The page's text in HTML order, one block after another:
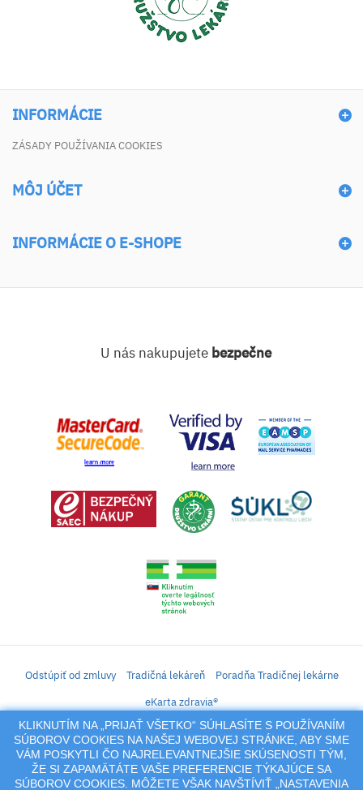
INFORMÁCIE
ZÁSADY POUŽÍVANIA COOKIES
MÔJ ÚČET
INFORMÁCIE O E-SHOPE
KLIKNUTÍM NA „PRIJAŤ VŠETKO“ SÚHLASÍTE S POUŽÍVANÍM
SÚBOROV COOKIES NA NAŠEJ WEBOVEJ STRÁNKE, ABY SME
VÁM POSKYTLI ČO NAJRELEVANTNEJŠIE SKÚSENOSTI TÝM,
ŽE SI ZAPAMÄTÁTE VAŠE PREFERENCIE TÝKAJÚCE SA
SÚBOROV COOKIES. MÔŽETE VŠAK NAVŠTÍVIŤ „NASTAVENIA
U nás nakupujete bezpečne
Odstúpiť od zmluvy Tradičná lekáreň
Poradňa Tradičnej lekárne
eKarta zdravia®
iLekáreň – Zásielkový predaj liekov, vitamínov, výživových doplnkov, prípravkov s
liečivým účinkom a kozmetiky. Elektronické zaslanie receptu.
Na tento portál sa vzťahujú autorské práva a akákoľvek jeho reprodukcia
(používanie, kopírovanie, šírenie a pod.),